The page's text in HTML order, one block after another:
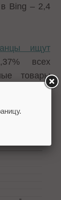
Bing – 2,4
ищут
всех
товары
услуги